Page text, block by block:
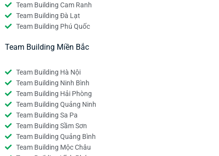
Team Building Cam Ranh
Team Building Đà Lạt
Team Building Phú Quốc
Team Building Miền Bắc
Team Building Hà Nội
Team Building Ninh Bình
Team Building Hải Phòng
Team Building Quảng Ninh
Team Building Sa Pa
Team Building Sầm Sơn
Team Building Quảng Bình
Team Building Mộc Châu